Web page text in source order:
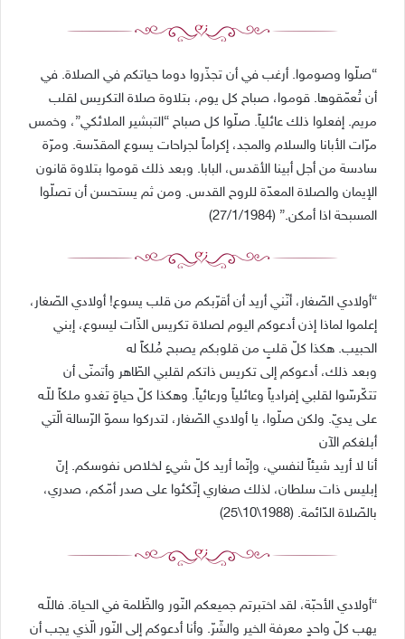
“صلّوا وصوموا. أرغب في أن تجذّروا دوما حياتكم في الصلاة. في
أن تُعمّقوها. قوموا، صباح كل يوم، بتلاوة صلاة التكريس لقلب
مريم. إفعلوا ذلك عائلياً. صلّوا كل صباح “التبشير الملائكي”، وخمس
مرّات الأبانا والسلام والمجد، إكراماً لجراحات يسوع المقدّسة. ومرّة
سادسة من أجل أبينا الأقدس، البابا. وبعد ذلك قوموا بتلاوة قانون
الإيمان والصلاة المعدّة للروح القدس. ومن ثم يستحسن أن تصلّوا
المسبحة اذا أمكن.” (27/1/1984)
“أولادي الصّغار، أنّني أريد أن أقرّبكم من قلب يسوع! أولادي الصّغار،
إعلموا لماذا إذن أدعوكم اليوم لصلاة تكريس الذّات ليسوع، إبني
الحبيب. هكذا كلّ قلبٍ من قلوبكم يصبح مُلكاً له
وبعد ذلك، أدعوكم إلى تكريس ذاتكم لقلبي الطّاهر وأتمنّى أن
تتكّرسّوا لقلبي إفرادياً وعائلياً ورعائياً. وهكذا كلّ حياةٍ تغدو ملكاً للّـه
على يديّ. ولكن صلّوا، يا أولادي الصّغار، لتدركوا سموّ الرّسالة الّتي
أبلغكم الآن
أنا لا أريد شيئاً لنفسي، وإنّما أريد كلّ شيءٍ لخلاص نفوسكم. إنّ
إبليس ذات سلطان، لذلك صغاري إتّكئوا على صدر أمّكم، صدري،
بالصّلاة الدّائمة. (1988\10\25)
“أولادي الأحبّة، لقد اختبرتم جميعكم النّور والظّلمة في الحياة. فاللّـه
يهب كلّ واحدٍ معرفة الخير والشّرّ. وأنا أدعوكم إلى النّور الّذي يجب أن